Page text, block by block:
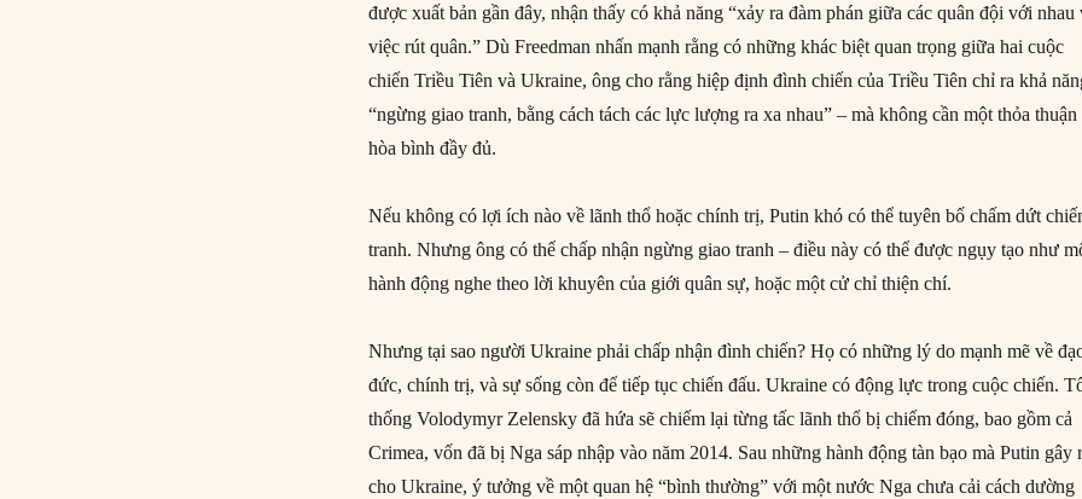
được xuất bản gần đây, nhận thấy có khả năng “xảy ra đàm phán giữa các quân đội với nhau
việc rút quân.” Dù Freedman nhấn mạnh rằng có những khác biệt quan trọng giữa hai cuộc
chiến Triều Tiên và Ukraine, ông cho rằng hiệp định đình chiến của Triều Tiên chỉ ra khả
“ngừng giao tranh, bằng cách tách các lực lượng ra xa nhau” – mà không cần một thỏa thuận
hòa bình đầy đủ.
Nếu không có lợi ích nào về lãnh thổ hoặc chính trị, Putin khó có thể tuyên bố chấm dứt
tranh. Nhưng ông có thể chấp nhận ngừng giao tranh – điều này có thể được ngụy tạo như
hành động nghe theo lời khuyên của giới quân sự, hoặc một cử chỉ thiện chí.
Nhưng tại sao người Ukraine phải chấp nhận đình chiến? Họ có những lý do mạnh mẽ về
đức, chính trị, và sự sống còn để tiếp tục chiến đấu. Ukraine có động lực trong cuộc chiến.
thống Volodymyr Zelensky đã hứa sẽ chiếm lại từng tấc lãnh thổ bị chiếm đóng, bao gồm cả
Crimea, vốn đã bị Nga sáp nhập vào năm 2014. Sau những hành động tàn bạo mà Putin gây
cho Ukraine, ý tưởng về một quan hệ “bình thường” với một nước Nga chưa cải cách dường